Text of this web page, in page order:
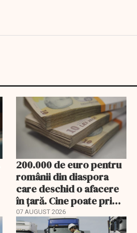
200.000 de euro pentru
românii din diaspora
care deschid o afacere
în țară. Cine poate primi
banii și ce trebuie
rambursat
07 AUGUST 2026